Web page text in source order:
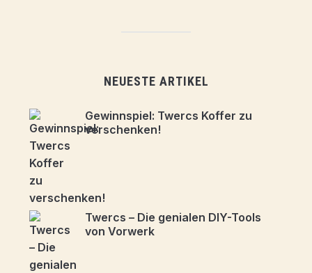
NEUESTE ARTIKEL
Gewinnspiel: Twercs Koffer zu
verschenken!
Twercs – Die genialen DIY-Tools
von Vorwerk